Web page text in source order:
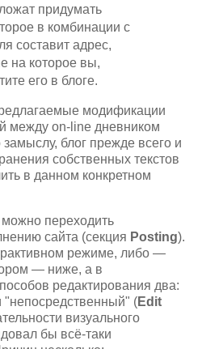
придумать
в комбинации с
составит адрес,
на которое вы,
его в блоге.
модификации
между on-line дневником
блог прежде всего и
собственных текстов
в данном конкретном
переходить
сайта (секция Posting).
режиме, либо —
— ниже, а в
редактирования два:
"непосредственный" (Edit
визуального
бы всё-таки